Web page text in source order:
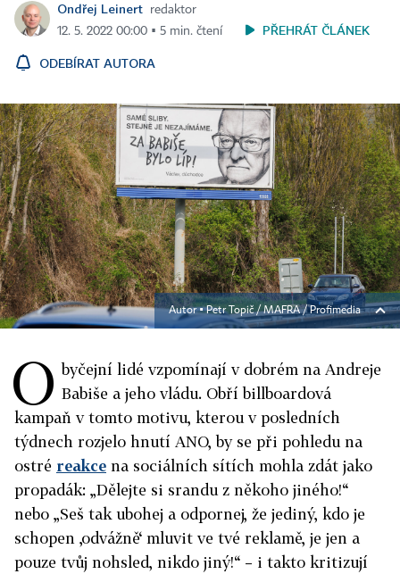
Ondřej Leinert
redaktor
12. 5. 2022 00:00 ▪ 5 min. čtení
PŘEHRÁT ČLÁNEK
ODEBÍRAT AUTORA
Autor ▪Petr Topič / MAFRA / Profimedia
O byčejní lidé vzpomínají v dobrém na Andreje
Babiše a jeho vládu. Obří billboardová
kampaň v tomto motivu, kterou v posledních
týdnech rozjelo hnutí ANO, by se při pohledu na
ostré reakce na sociálních sítích mohla zdát jako
propadák: „Dělejte si srandu z někoho jiného!“
nebo „Seš tak ubohej a odpornej, že jediný, kdo je
schopen ‚odvážně‘ mluvit ve tvé reklamě, je jen a
pouze tvůj nohsled, nikdo jiný!“ – i takto kritizují